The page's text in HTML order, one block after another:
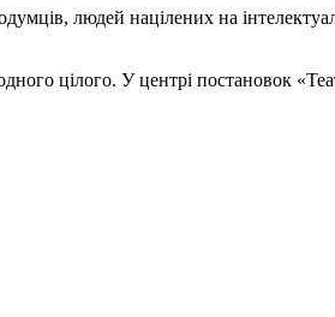
людей націлених на
цілого. У центрі постановок